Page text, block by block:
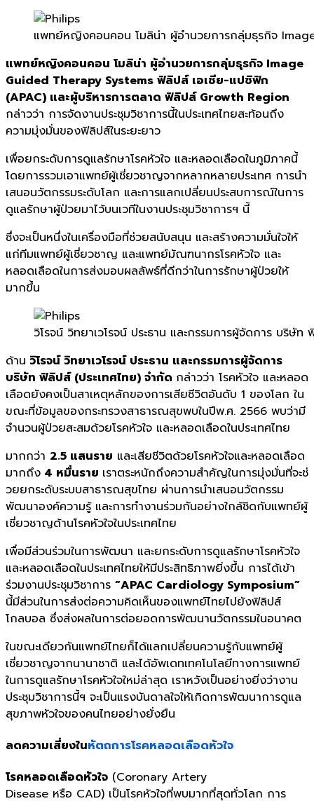
แพทย์หญิงคอนคอน โมลิน่า ผู้อำนวยการกลุ่มธุรกิจ
แพทย์หญิงคอนคอน โมลิน่า ผู้อำนวยการกลุ่มธุรกิจ Image
Guided Therapy Systems ฟิลิปส์ เอเชีย-แปซิฟิก
(APAC) และผู้บริหารการตลาด ฟิลิปส์ Growth Region
กล่าวว่า การจัดงานประชุมวิชาการนี้ในประเทศไทยสะท้อนถึง
ความมุ่งมั่นของฟิลิปส์ในระยะยาว
เพื่อยกระดับการดูแลรักษาโรคหัวใจ และหลอดเลือดในภูมิภาคนี้
โดยการรวมเอาแพทย์ผู้เชี่ยวชาญจากหลากหลายประเทศ การนำ
เสนอนวัตกรรมระดับโลก และการแลกเปลี่ยนประสบการณ์ในการ
ดูแลรักษาผู้ป่วยมาไว้บนเวทีในงานประชุมวิชาการฯ นี้
ซึ่งจะเป็นหนึ่งในเครื่องมือที่ช่วยสนับสนุน และสร้างความมั่นใจให้
แก่ทีมแพทย์ผู้เชี่ยวชาญ และแพทย์มัณฑนากรโรคหัวใจ และ
หลอดเลือดในการส่งมอบผลลัพธ์ที่ดีกว่าในการรักษาผู้ป่วยให้
มากขึ้น
วิโรจน์ วิทยาเวโรจน์ ประธาน และกรรมการผู้จัดการ บริษัท
ด้าน วิโรจน์ วิทยาเวโรจน์ ประธาน และกรรมการผู้จัดการ
บริษัท ฟิลิปส์ (ประเทศไทย) จำกัด กล่าวว่า โรคหัวใจ และหลอด
เลือดยังคงเป็นสาเหตุหลักของการเสียชีวิตอันดับ 1 ของโลก ใน
ขณะที่ข้อมูลของกระทรวงสาธารณสุขพบในปีพ.ศ. 2566 พบว่ามี
จำนวนผู้ป่วยสะสมด้วยโรคหัวใจ และหลอดเลือดในประเทศไทย
มากกว่า 2.5 แสนราย และเสียชีวิตด้วยโรคหัวใจและหลอดเลือด
มากถึง 4 หมื่นราย เราตระหนักถึงความสำคัญในการมุ่งมั่นที่จะช่
วยยกระดับระบบสาธารณสุขไทย ผ่านการนำเสนอนวัตกรรม
พัฒนาองค์ความรู้ และการทำงานร่วมกันอย่างใกล้ชิดกับแพทย์ผู้
เชี่ยวชาญด้านโรคหัวใจในประเทศไทย
เพื่อมีส่วนร่วมในการพัฒนา และยกระดับการดูแลรักษาโรคหัวใจ
และหลอดเลือดในประเทศไทยให้มีประสิทธิภาพยิ่งขึ้น การได้เข้า
ร่วมงานประชุมวิชาการ “APAC Cardiology Symposium”
นี้มีส่วนในการส่งต่อความคิดเห็นของแพทย์ไทยไปยังฟิลิปส์
โกลบอล ซึ่งส่งผลในการต่อยอดการพัฒนานวัตกรรมในอนาคต
ในขณะเดียวกันแพทย์ไทยก็ได้แลกเปลี่ยนความรู้กับแพทย์ผู้
เชี่ยวชาญจากนานาชาติ และได้อัพเดทเทคโนโลยีทางการแพทย์
ในการดูแลรักษาโรคหัวใจใหม่ล่าสุด เราหวังเป็นอย่างยิ่งว่างาน
ประชุมวิชาการนี้ฯ จะเป็นแรงบันดาลใจให้เกิดการพัฒนาการดูแล
สุขภาพหัวใจของคนไทยอย่างยั่งยืน
ลดความเสี่ยงในหัตถการโรคหลอดเลือดหัวใจ
โรคหลอดเลือดหัวใจ (Coronary Artery
Disease หรือ CAD) เป็นโรคหัวใจที่พบมากที่สุดทั่วโลก การ